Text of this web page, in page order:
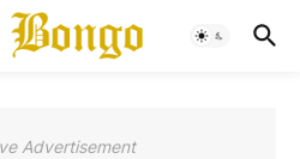
Advertisement